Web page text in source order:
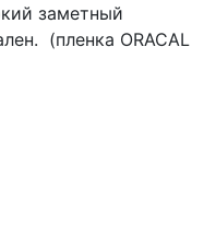
заметный
(пленка ORACAL